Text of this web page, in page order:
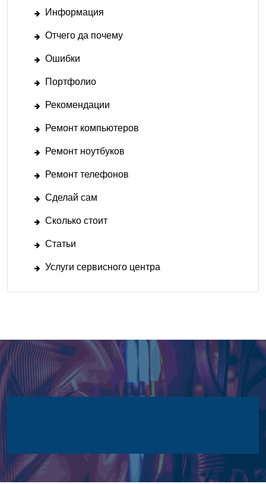
Информация
Отчего да почему
Ошибки
Портфолио
Рекомендации
Ремонт компьютеров
Ремонт ноутбуков
Ремонт телефонов
Сделай сам
Сколько стоит
Статьи
Услуги сервисного центра